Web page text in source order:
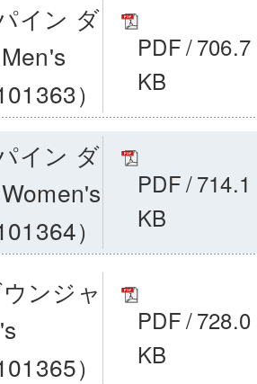
イン ダ
）
PDF/706.7
KB
イン ダ
）
PDF/714.1
KB
ンジャ
）
PDF/728.0
KB